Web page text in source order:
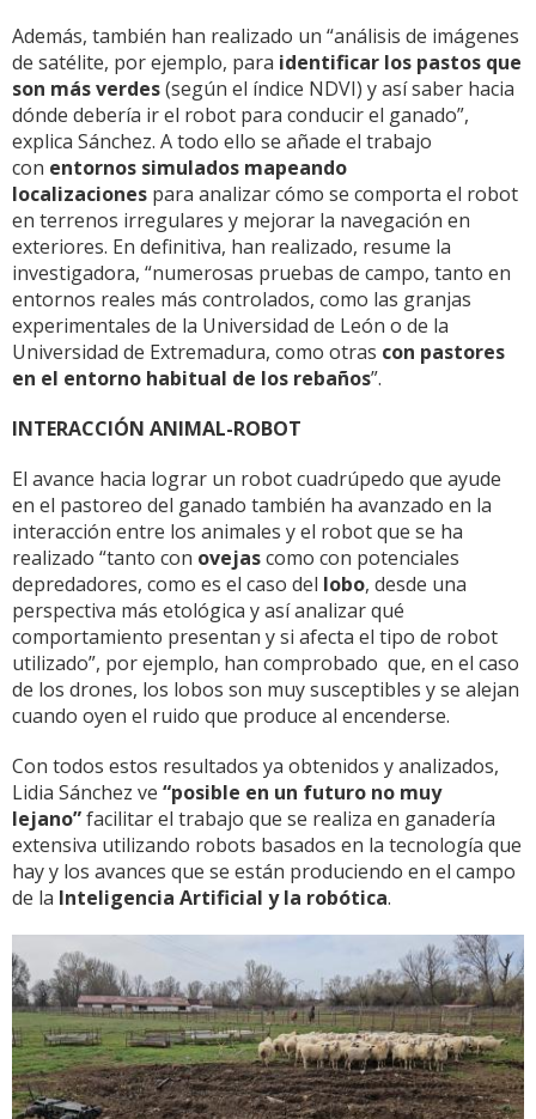
Además, también han realizado un “análisis de imágenes
de satélite, por ejemplo, para identificar los pastos que
son más verdes(según el índice NDVI) y así saber hacia
dónde debería ir el robot para conducir el ganado”,
explica Sánchez. A todo ello se añade el trabajo
con entornos simulados mapeando
localizaciones para analizar cómo se comporta el robot
en terrenos irregulares y mejorar la navegación en
exteriores. En definitiva, han realizado, resume la
investigadora, “numerosas pruebas de campo, tanto en
entornos reales más controlados, como las granjas
experimentales de la Universidad de León o de la
Universidad de Extremadura, como otras con pastores
en el entorno habitual de los rebaños”.
INTERACCIÓN ANIMAL-ROBOT
El avance hacia lograr un robot cuadrúpedo que ayude
en el pastoreo del ganado también ha avanzado en la
interacción entre los animales y el robot que se ha
realizado “tanto con ovejascomo con potenciales
depredadores, como es el caso del lobo, desde una
perspectiva más etológica y así analizar qué
comportamiento presentan y si afecta el tipo de robot
utilizado”, por ejemplo, han comprobado que, en el caso
de los drones, los lobos son muy susceptibles y se alejan
cuando oyen el ruido que produce al encenderse.
Con todos estos resultados ya obtenidos y analizados,
Lidia Sánchez ve “posible en un futuro no muy
lejano”facilitar el trabajo que se realiza en ganadería
extensiva utilizando robots basados en la tecnología que
hay y los avances que se están produciendo en el campo
de la Inteligencia Artificial y la robótica.